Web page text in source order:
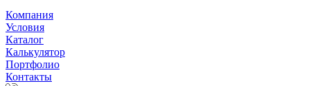
Компания
Условия
Каталог
Калькулятор
Портфолио
Контакты